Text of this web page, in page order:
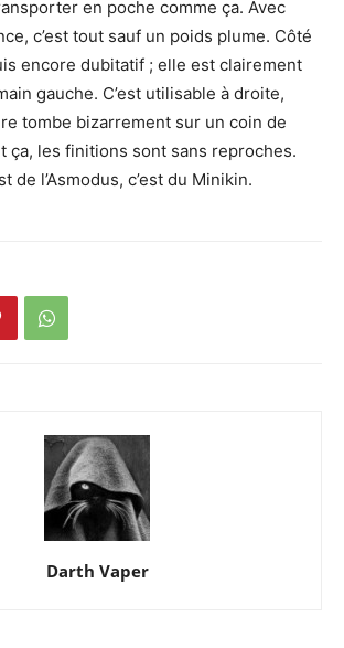
en poche comme ça. Avec
c’est tout sauf un poids plume. Côté
encore dubitatif ; elle est clairement
gauche. C’est utilisable à droite,
tombe bizarrement sur un coin de
ça, les finitions sont sans reproches.
de l’Asmodus, c’est du Minikin.
Darth Vaper